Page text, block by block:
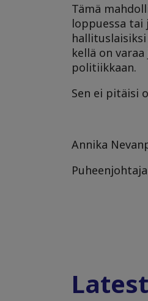
Tämä
loppuessa
kellä on
politiikkaan.
Sen ei pitäisi
Annika
Puheenjohtaja